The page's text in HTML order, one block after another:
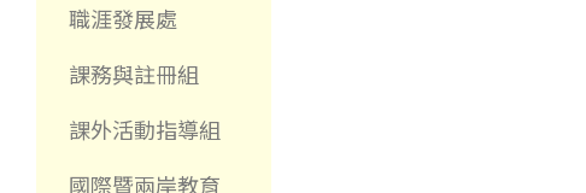
職涯發展處
課務與註冊組
課外活動指導組
國際暨兩岸教育